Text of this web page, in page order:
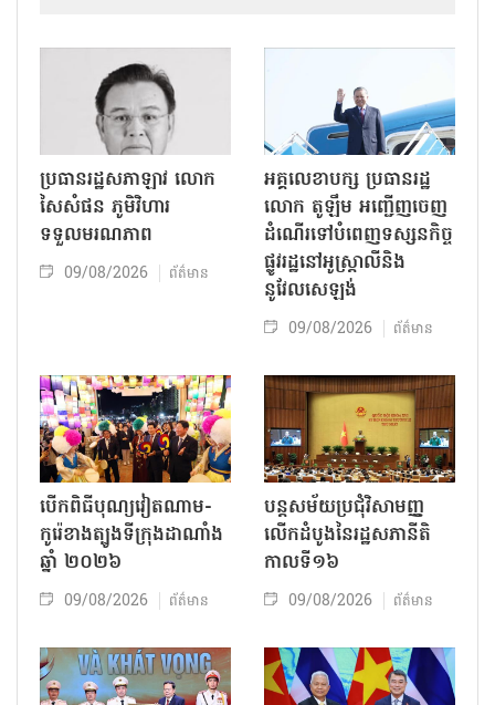
ប្រធានរដ្ឋសភាឡាវ លោក
សៃសំផន ភូមិវិហារ
ទទួលមរណភាព
09/08/2026 ព័ត៌មាន
អគ្គលេខាបក្ស ប្រធានរដ្ឋ
លោក តូឡឹម អញ្ជើញចេញ
ដំណើរទៅបំពេញទស្សនកិច្ច
ផ្លូវរដ្ឋនៅអូស្ត្រាលីនិង
នូវែលសេឡង់
09/08/2026 ព័ត៌មាន
បើកពិធីបុណ្យវៀតណាម-
កូរ៉េខាងត្បូងទីក្រុងដាណាំង
ឆ្នាំ ២០២៦
09/08/2026 ព័ត៌មាន
បន្តសម័យប្រជុំវិសាមញ្ញ
លើកដំបូងនៃរដ្ឋសភានីតិ
កាលទី១៦
09/08/2026 ព័ត៌មាន